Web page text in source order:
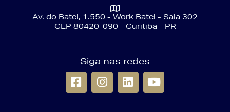
Av. do Batel, 1.550 - Work Batel - Sala 302
CEP 80420-090 - Curitiba - PR
Siga nas redes